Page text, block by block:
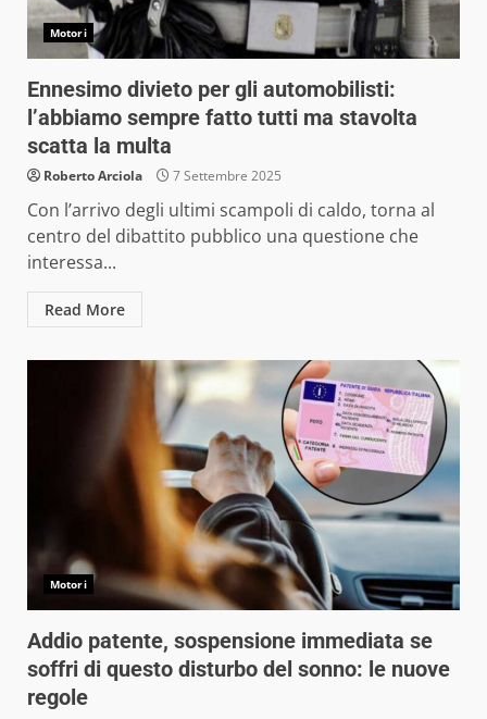
Motori
Ennesimo divieto per gli automobilisti:
l’abbiamo sempre fatto tutti ma stavolta
scatta la multa
Roberto Arciola 7 Settembre 2025
Con l’arrivo degli ultimi scampoli di caldo, torna al
centro del dibattito pubblico una questione che
interessa...
Read More
Motori
Addio patente, sospensione immediata se
soffri di questo disturbo del sonno: le nuove
regole